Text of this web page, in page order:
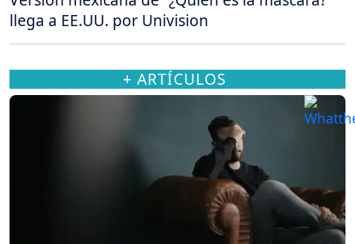
llega a EE.UU. por Univision
+ ARTÍCULOS